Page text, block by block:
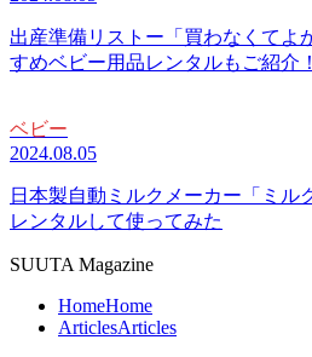
出産準備リストー「買わなくてよ
すめベビー用品レンタルもご紹介！
ベビー
2024.08.05
日本製自動ミルクメーカー「ミル
レンタルして使ってみた
SUUTA Magazine
HomeHome
ArticlesArticles